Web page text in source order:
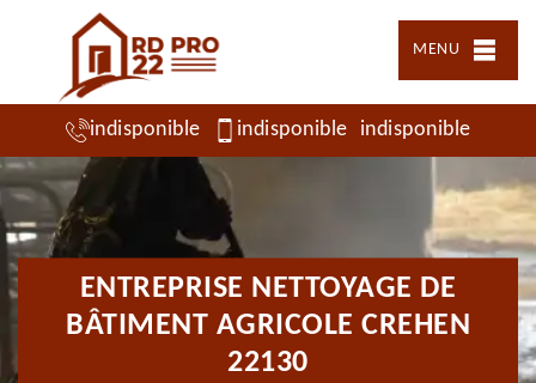
MENU
indisponible indisponible indisponible
ENTREPRISE NETTOYAGE DE
BÂTIMENT AGRICOLE CREHEN
22130